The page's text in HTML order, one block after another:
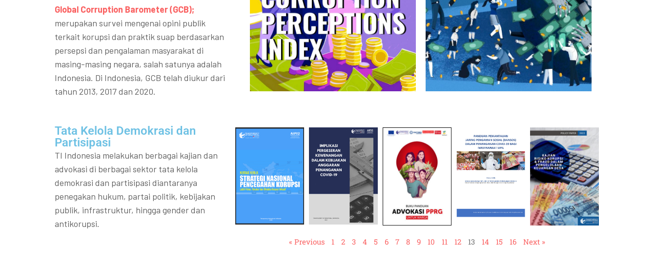
Global Corruption Barometer (GCB);
merupakan survei mengenai opini publik
terkait korupsi dan praktik suap berdasarkan
persepsi dan pengalaman masyarakat di
masing-masing negara, salah satunya adalah
Indonesia. Di Indonesia, GCB telah diukur dari
tahun 2013, 2017 dan 2020.
Tata Kelola Demokrasi dan
Partisipasi​
TI Indonesia melakukan berbagai kajian dan
advokasi di berbagai sektor tata kelola
demokrasi dan partisipasi diantaranya
penegakan hukum, partai politik, kebijakan
publik, infrastruktur, hingga gender dan
antikorupsi.
« Previous 1 2 3 4 5 6 7 8 9 10 11 12 13 14 15 16 Next »